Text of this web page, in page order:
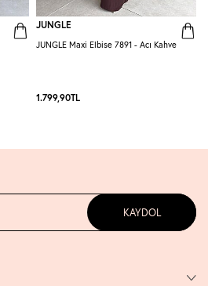
JUNGLE
JUNGLE Maxi Elbise 7891 - Acı Kahve
1.799,90TL
KAYDOL